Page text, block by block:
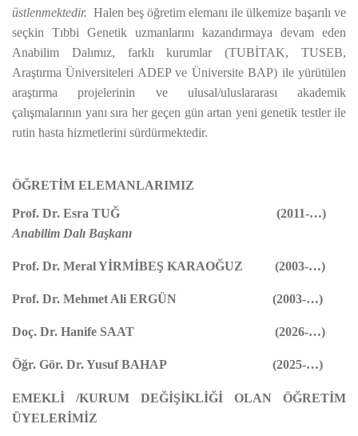
üstlenmektedir. Halen beş öğretim elemanı ile ülkemize başarılı ve
seçkin Tıbbi Genetik uzmanlarını kazandırmaya devam eden
Anabilim Dalımız, farklı kurumlar (TUBİTAK, TUSEB,
Araştırma Üniversiteleri ADEP ve Üniversite BAP) ile yürütülen
araştırma projelerinin ve ulusal/uluslararası akademik
çalışmalarının yanı sıra her geçen gün artan yeni genetik testler ile
rutin hasta hizmetlerini sürdürmektedir.
ÖĞRETİM ELEMANLARIMIZ
Prof. Dr. Esra TUĞ (2011-…)
Anabilim Dalı Başkanı
Prof. Dr. Meral YİRMİBEŞ KARAOĞUZ (2003-…)
Prof. Dr. Mehmet Ali ERGÜN (2003-…)
Doç. Dr. Hanife SAAT (2026-…)
Öğr. Gör. Dr. Yusuf BAHAP (2025-…)
EMEKLİ /KURUM DEĞİŞİKLİĞİ OLAN ÖĞRETİM
ÜYELERİMİZ